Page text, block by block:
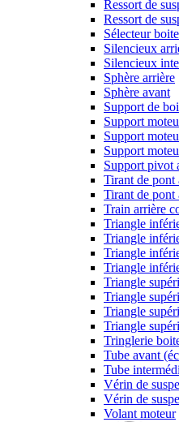
Ressort de
Ressort de
Sélecteur
Silencieux
Silencieux
Sphère arrière
Sphère avant
Support de
Support
Support
Support
Support pivot
Tirant de pont
Tirant de pont
Train arrière
Triangle
Triangle
Triangle
Triangle
Triangle
Triangle
Triangle
Triangle
Tringlerie
Tube avant
Tube
Vérin de
Vérin de
Volant moteur